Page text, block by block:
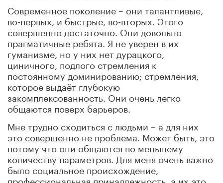
Современное поколение – они талантливые,
во-первых, и быстрые, во-вторых. Этого
совершенно достаточно. Они довольно
прагматичные ребята. Я не уверен в их
гуманизме, но у них нет дурацкого,
циничного, подлого стремления к
постоянному доминированию; стремления,
которое выдаёт глубокую
закомплексованность. Они очень легко
общаются поверх барьеров.
Мне трудно сходиться с людьми – а для них
это совершенно не проблема. Может быть, это
потому что они общаются по меньшему
количеству параметров. Для меня очень важно
было социальное происхождение,
профессиональная принадлежность, а их это